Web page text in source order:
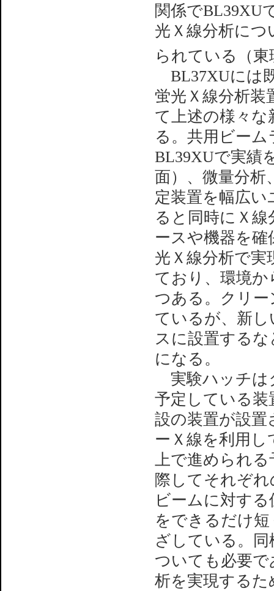
関係でBL39XU
光Ｘ線分析に
られている（
BL37XUには
蛍光Ｘ線分析装
て上述の様々
る。共用ビー
BL39XUで実績
面）、微量分析
定装置を幅広
ると同時にＸ
ースや機器を
光Ｘ線分析で
ており、環境
つある。クリ
ているが、新
スに設置する
になる。
実験ハッチは
予定している装
設の装置が設
ーＸ線を利用
上で進められ
際してそれぞ
ビームに対す
をできるだけ
ざしている。
ついても必要
析を実現するた